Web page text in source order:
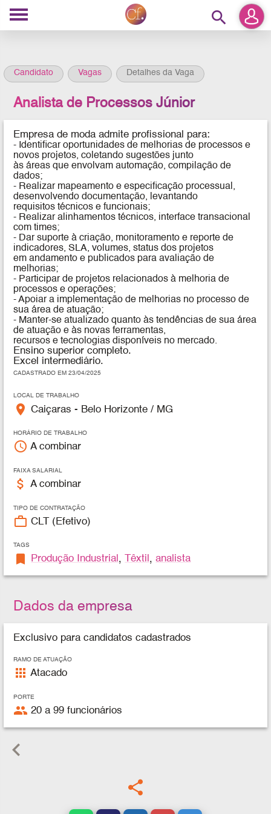
search
Candidato Vagas Detalhes da Vaga
Analista de Processos Júnior
Empresa de moda admite profissional para:
- Identificar oportunidades de melhorias de processos e
novos projetos, coletando sugestões junto
às áreas que envolvam automação, compilação de
dados;
- Realizar mapeamento e especificação processual,
desenvolvendo documentação, levantando
requisitos técnicos e funcionais;
- Realizar alinhamentos técnicos, interface transacional
com times;
- Dar suporte à criação, monitoramento e reporte de
indicadores, SLA, volumes, status dos projetos
em andamento e publicados para avaliação de
melhorias;
- Participar de projetos relacionados à melhoria de
processos e operações;
- Apoiar a implementação de melhorias no processo de
sua área de atuação;
- Manter-se atualizado quanto às tendências de sua área
de atuação e às novas ferramentas,
recursos e tecnologias disponíveis no mercado.
Ensino superior completo.
Excel intermediário.
CADASTRADO EM 23/04/2025
LOCAL DE TRABALHO
place Caiçaras - Belo Horizonte / MG
HORÁRIO DE TRABALHO
access_time A combinar
FAIXA SALARIAL
attach_money A combinar
TIPO DE CONTRATAÇÃO
work_outline CLT (Efetivo)
TAGS
bookmark Produção Industrial , Têxtil ,analista
Dados da empresa
Exclusivo para candidatos cadastrados
RAMO DE ATUAÇÃO
apps Atacado
PORTE
people 20 a 99 funcionários
keyboard_arrow_left
share